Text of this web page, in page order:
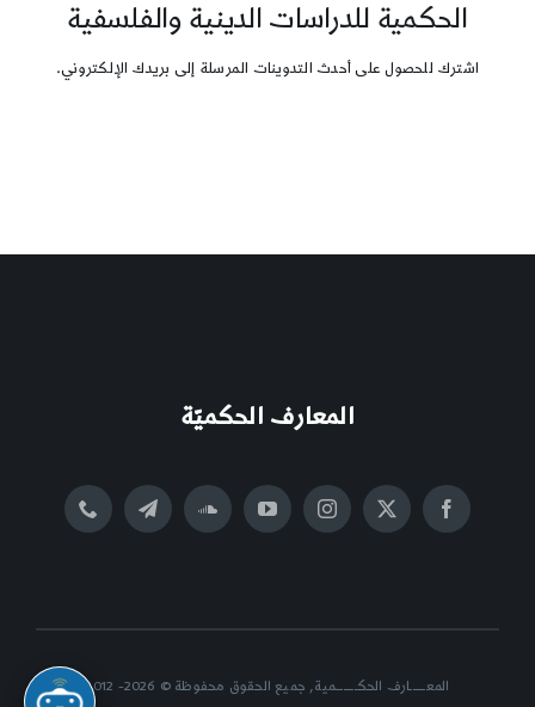
الحكمية للدراسات الدينية والفلسفية
اشترك للحصول على أحدث التدوينات المرسلة إلى بريدك الإلكتروني.
المعارف الحكميّة
المعــــــارف الحكــــــــمية, جميع الحقوق محفوظة © 2026- 2012